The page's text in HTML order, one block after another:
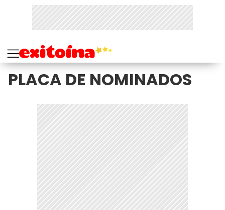
PLACA DE NOMINADOS